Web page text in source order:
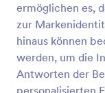
ermöglichen es,
zur
hinaus können
werden, um die
Antworten der
personalisierten